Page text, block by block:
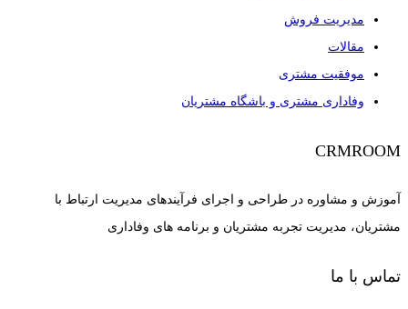
مدیریت فروش
مقالات
موفقیت مشتری
وفاداری مشتری و باشگاه مشتریان
CRMROOM
آموزش و مشاوره در طراحی و اجرای فرآیندهای مدیریت ارتباط با
مشتریان، مدیریت تجربه مشتریان و برنامه های وفاداری
تماس با ما